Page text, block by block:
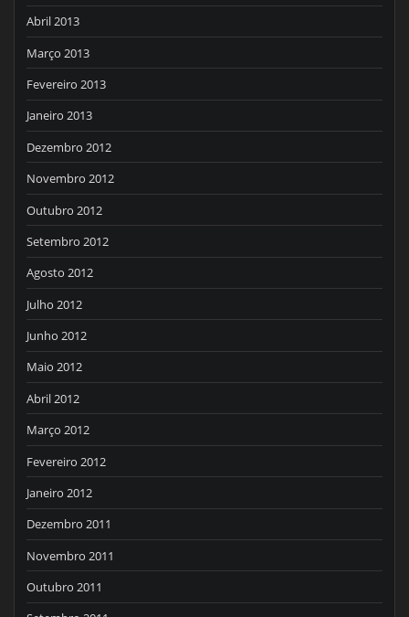
Abril 2013
Março 2013
Fevereiro 2013
Janeiro 2013
Dezembro 2012
Novembro 2012
Outubro 2012
Setembro 2012
Agosto 2012
Julho 2012
Junho 2012
Maio 2012
Abril 2012
Março 2012
Fevereiro 2012
Janeiro 2012
Dezembro 2011
Novembro 2011
Outubro 2011